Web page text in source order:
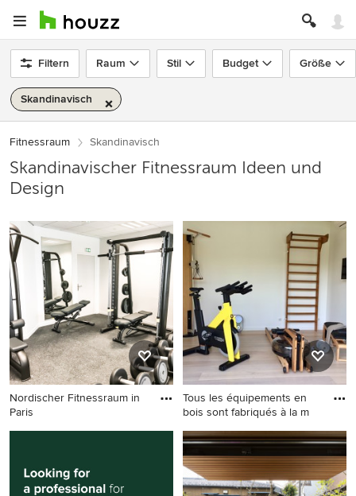
Filtern Raum Stil Budget Größe
Skandinavisch
Fitnessraum Skandinavisch
Skandinavischer Fitnessraum Ideen und
Design
Nordischer Fitnessraum in
Paris
Nordischer Fitnessraum in
Tous les équipements en
bois sont fabriqués à la m
Multifunktionaler, Kleiner
Nordischer Fitnessraum mit
weißer Wandfarbe und
beigem Boden in Bordeaux